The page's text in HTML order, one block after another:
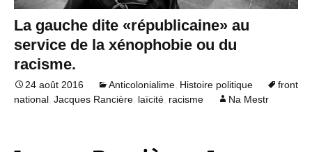
La gauche dite «républicaine» au
service de la xénophobie ou du
racisme.
24 août 2016 Anticolonialime, Histoire politique
front
national, Jacques Rancière, laïcité, racisme Na Mestr